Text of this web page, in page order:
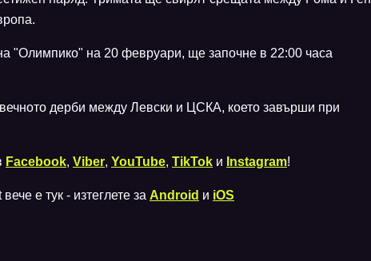
"Олимпико" на 20 февруари, ще започне в 22:00 часа
дерби между Левски и ЦСКА, което завърши при
Facebook, Viber, YouTube, TikTok и Instagram!
е тук - изтеглете за Android и iOS